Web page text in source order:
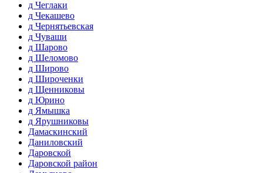
д Чеглаки
д Чекашево
д Чернятьевская
д Чуваши
д Шарово
д Шеломово
д Широво
д Широченки
д Щенниковы
д Юрино
д Ямышка
д Ярушниковы
Дамаскинский
Даниловский
Даровской
Даровской район